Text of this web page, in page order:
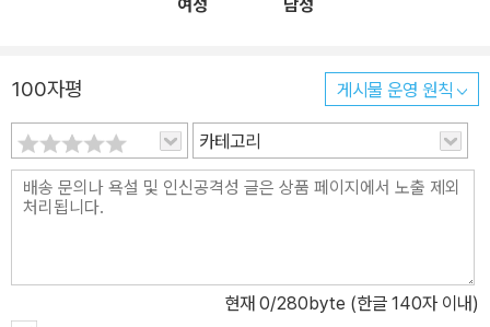
작품들과 일맥상통한다. 보답 받지 못하는 사랑, 스스로 생활을 꾸려
특히 루시가 겪는 갈등은 당시의 사회적 제약 속에서 ‘여자가 한 남자
의 아내로 살아가는 동시에 자유로운 삶을 추구하는 게 가능한가?’라
는 문제를 제기한다. 이 소설의 시대적 배경이 19세기라는 점을 감안
할 때 루시는 앞선 문제의식을 지닌 현대적 여주인공인 셈이다. 현재
까지도 영국 빅토리아시대의 가장 놀라운 페미니즘 작품으로 평가받
고 있다. <빌레트>는 줄거리도 탄탄하지만 심리묘사가 탁월한 작품
생생하고 치밀하게 표현되어 있으며, 루시의 눈에 비친 여타 등장인
여성
남성
100자평 게시물 운영 원칙
카테고리
현재 0/280byte (한글 140자 이내)